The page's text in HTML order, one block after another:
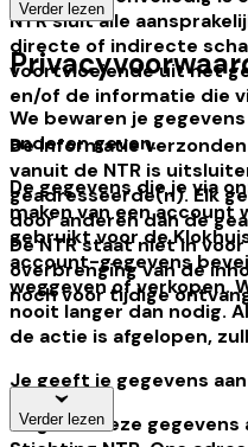
NTR sluit alle
directe of indirecte
voortvloeiende uit het
en/of de informatie die
De informatie
vanuit de NTR is
geadresseerde(n). Elk
door anderen dan de
De NTR staat niet in
overbrenging van de
noch voor tijdige
Verder lezen
We bewaren je
anderen geven.
De gegevens die je via
maken van een account
gebruikt voor de
account-gegevens
weggeven of verkopen.
nooit langer dan nodig.
de actie is afgelopen,
Je geeft je gegevens aan
Je geeft deze gegevens
Verder lezen